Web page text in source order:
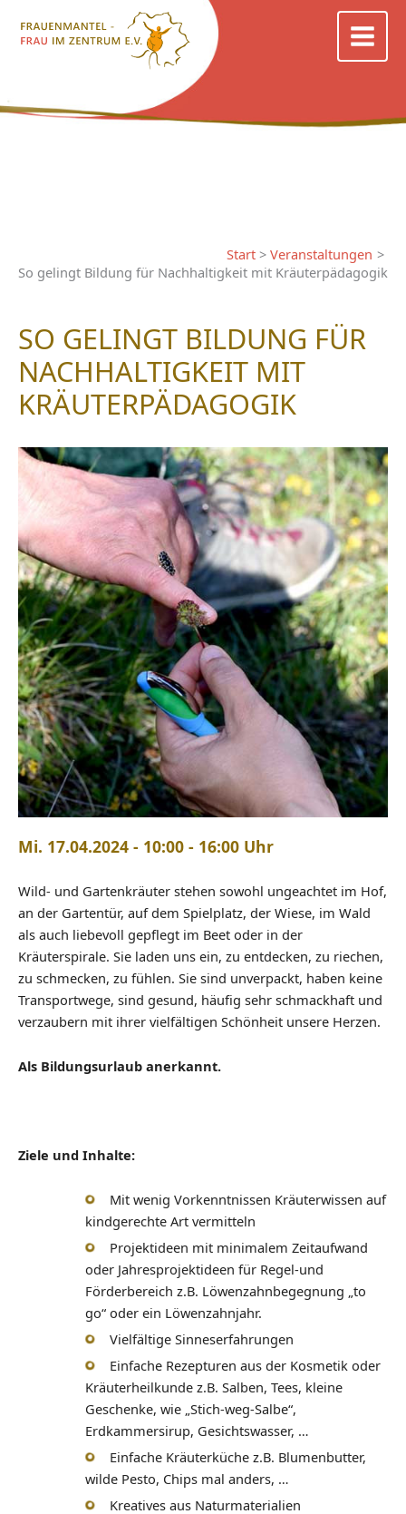
Inhalt
Start
Veranstaltungen
So gelingt Bildung für Nachhaltigkeit mit Kräuterpädagogik
SO GELINGT BILDUNG FÜR
NACHHALTIGKEIT MIT
KRÄUTERPÄDAGOGIK
Mi. 17.04.2024 - 10:00 - 16:00 Uhr
Wild- und Gartenkräuter stehen sowohl ungeachtet im Hof,
an der Gartentür, auf dem Spielplatz, der Wiese, im Wald
als auch liebevoll gepflegt im Beet oder in der
Kräuterspirale. Sie laden uns ein, zu entdecken, zu riechen,
zu schmecken, zu fühlen. Sie sind unverpackt, haben keine
Transportwege, sind gesund, häufig sehr schmackhaft und
verzaubern mit ihrer vielfältigen Schönheit unsere Herzen.
Als Bildungsurlaub anerkannt.
Ziele und Inhalte:
Mit wenig Vorkenntnissen Kräuterwissen auf
kindgerechte Art vermitteln
Projektideen mit minimalem Zeitaufwand
oder Jahresprojektideen für Regel-und
Förderbereich z.B. Löwenzahnbegegnung „to
go“ oder ein Löwenzahnjahr.
Vielfältige Sinneserfahrungen
Einfache Rezepturen aus der Kosmetik oder
Kräuterheilkunde z.B. Salben, Tees, kleine
Geschenke, wie „Stich-weg-Salbe“,
Erdkammersirup, Gesichtswasser, …
Einfache Kräuterküche z.B. Blumenbutter,
wilde Pesto, Chips mal anders, …
Kreatives aus Naturmaterialien